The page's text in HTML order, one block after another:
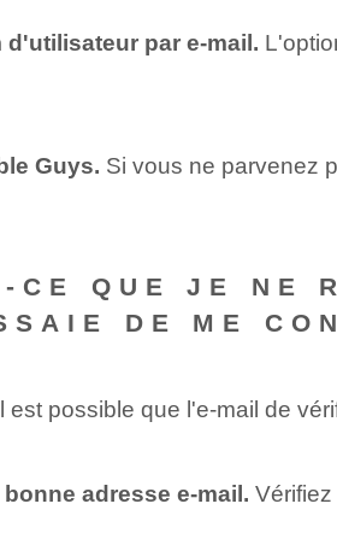
d'utilisateur par e-mail.
Guys. Si vous ne parvenez
CE QUE JE NE
DE ME
est possible que l'e-mail de
adresse e-mail.